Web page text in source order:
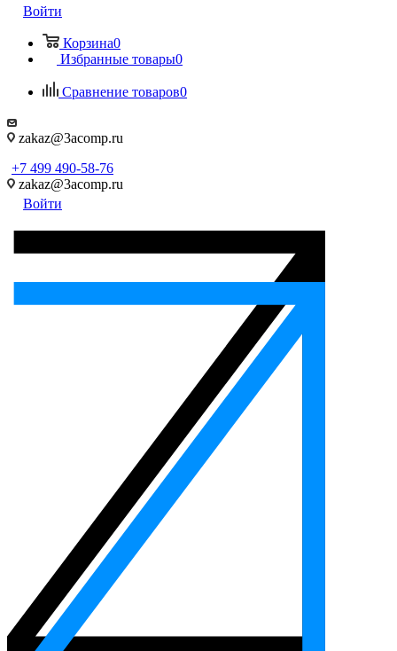
Войти
Корзина0
Избранные товары0
Сравнение товаров0
zakaz@3acomp.ru
+7 499 490-58-76
zakaz@3acomp.ru
Войти